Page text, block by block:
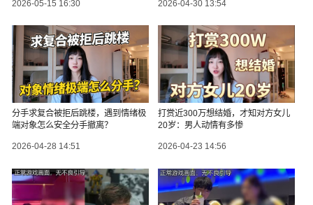
2026-05-15 16:30 2026-04-30 13:54
分手求复合被拒后跳楼，遇到情绪极
端对象怎么安全分手撤离？
2026-04-28 14:51
打赏近300万想结婚，才知对方女儿
20岁：男人动情有多惨
2026-04-23 14:56